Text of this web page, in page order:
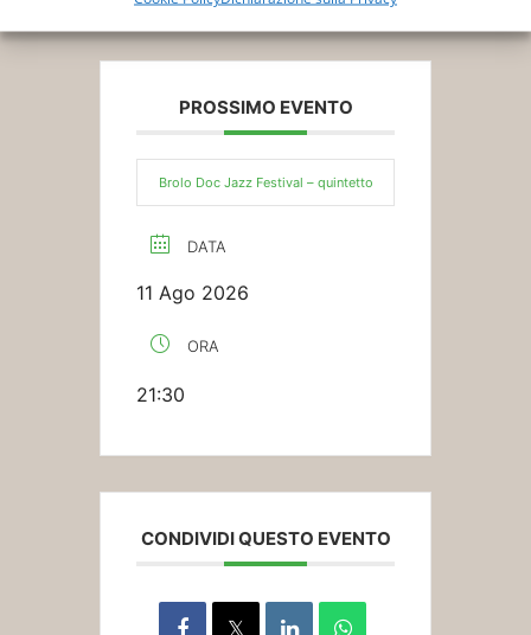
PROSSIMO EVENTO
Brolo Doc Jazz Festival – quintetto
DATA
11 Ago 2026
ORA
21:30
CONDIVIDI QUESTO EVENTO